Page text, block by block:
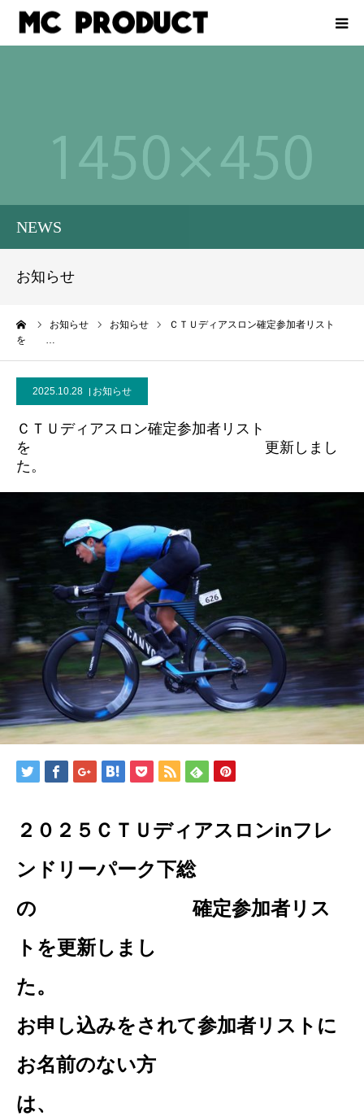
NEWS
お知らせ
お知らせ お知らせ
ＣＴＵディアスロン確定参加者リスト
を …
2025.10.28 お知らせ
ＣＴＵディアスロン確定参加者リスト
を 更新しまし
た。
２０２５ＣＴＵディアスロンinフレ
ンドリーパーク下総
の 確定参加者リス
トを更新しまし
お申し込みをされて参加者リストに
お名前のない方
は
イベントをお考えの企業様
レース計測業務